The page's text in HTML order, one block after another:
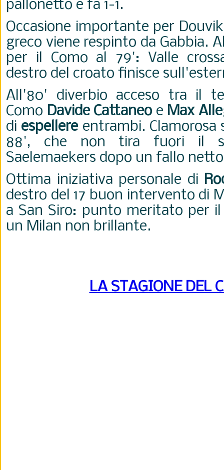
pallonetto e fa 1-1.
Occasione importante per
greco viene respinto da Gabbia.
per il Como al 79': Valle
destro del croato finisce
All'80' diverbio acceso tra il
Como Davide Cattaneoe Max
di espellereentrambi. Clamorosa
88', che non tira fuori il
Saelemaekers dopo un fallo
Ottima iniziativa personale di
destro del 17 buon intervento di
a San Siro: punto meritato per
un Milan non brillante.
LA STAGIONE DEL